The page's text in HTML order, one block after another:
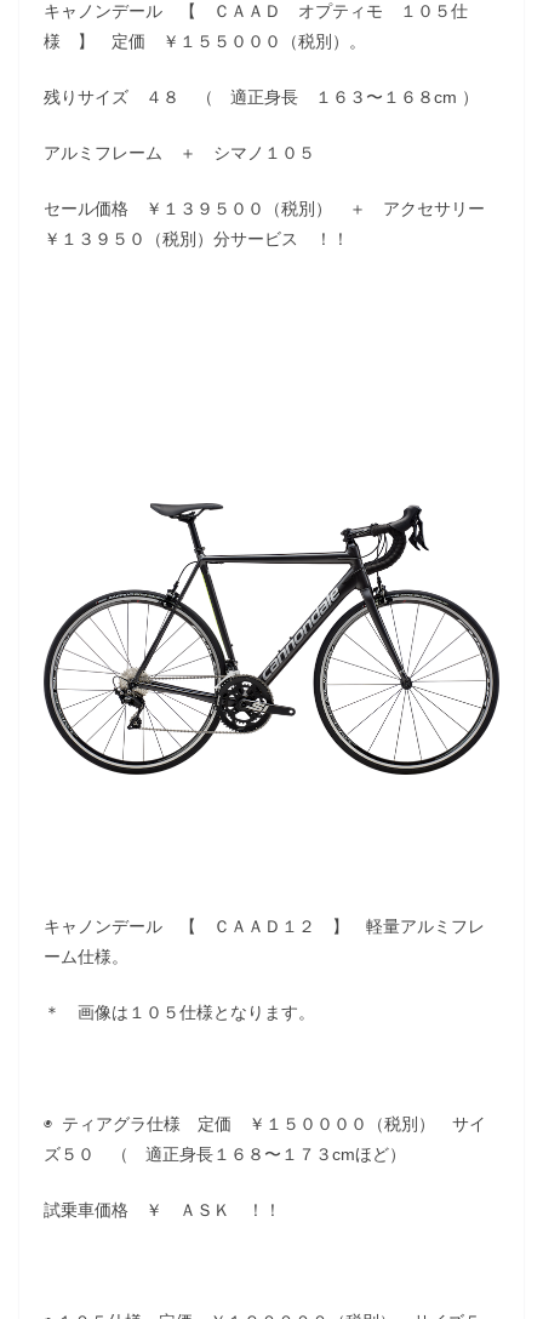
キャノンデール 【 ＣＡＡＤ オプティモ １０５仕
様 】 定価 ￥１５５０００（税別）。
残りサイズ ４８ （ 適正身長 １６３〜１６８cm ）
アルミフレーム ＋ シマノ１０５
セール価格 ￥１３９５００（税別） ＋ アクセサリー
￥１３９５０（税別）分サービス ！！
キャノンデール 【 ＣＡＡＤ１２ 】 軽量アルミフレ
ーム仕様。
＊ 画像は１０５仕様となります。
◉ ティアグラ仕様 定価 ￥１５００００（税別） サイ
ズ５０ （ 適正身長１６８〜１７３cmほど）
試乗車価格 ￥ ＡＳＫ ！！